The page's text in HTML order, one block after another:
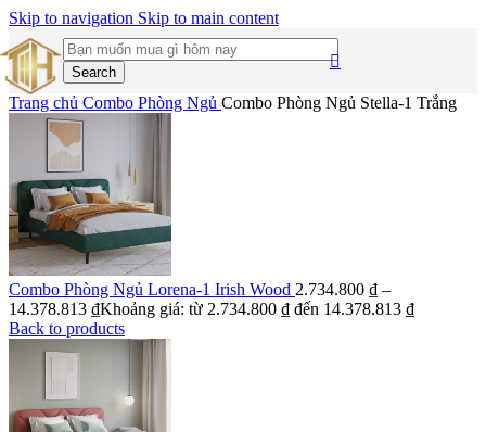
Skip to navigation Skip to main content
Search
Trang chủ Combo Phòng Ngủ Combo Phòng Ngủ Stella-1 Trắng
Combo Phòng Ngủ Lorena-1 Irish Wood 2.734.800 ₫ –
14.378.813 ₫Khoảng giá: từ 2.734.800 ₫ đến 14.378.813 ₫
Back to products